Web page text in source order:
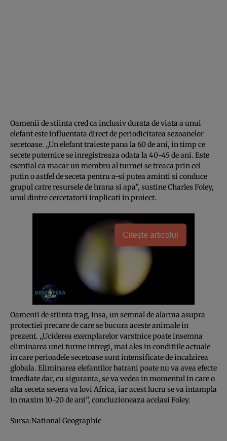
Oamenii de stiinta cred ca inclusiv durata de viata a unui
elefant este influentata direct de periodicitatea sezoanelor
secetoase. „Un elefant traieste pana la 60 de ani, in timp ce
secete puternice se inregistreaza odata la 40-45 de ani. Este
esential ca macar un membru al turmei se treaca prin cel
putin o astfel de seceta pentru a-si putea aminti si conduce
grupul catre resursele de hrana si apa”, sustine Charles Foley,
unul dintre cercetatorii implicati in proiect.
Citește articolul
Oamenii de stiinta trag, insa, un semnal de alarma asupra
protectiei precare de care se bucura aceste animale in
prezent. „Uciderea exemplarelor varstnice poate insemna
eliminarea unei turme intregi, mai ales in conditiile actuale
in care perioadele secetoase sunt intensificate de incalzirea
globala. Eliminarea elefantilor batrani poate nu va avea efecte
imediate dar, cu siguranta, se va vedea in momentul in care o
alta seceta severa va lovi Africa, iar acest lucru se va intampla
in maxim 10-20 de ani”, concluzioneaza acelasi Foley.
Sursa:National Geographic